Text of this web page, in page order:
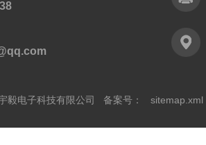
毅电子科技有限公司 备案号： sitemap.xml